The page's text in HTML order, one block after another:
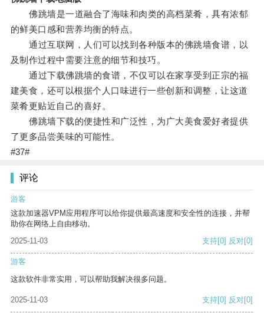
佛跳墙是一道融合了海味和肉类的高档菜肴，具有浓郁
的鲜美口感和营养均衡的特点。
通过互联网，人们可以找到各种版本的佛跳墙食谱，以
及制作过程中需要注意的细节和技巧。
通过下载佛跳墙的食谱，不仅可以在家享受到正宗的福
建美食，还可以根据个人口味进行一些创新和调整，让这道
菜肴更贴近自己的喜好。
佛跳墙下载的便捷性和广泛性，为广大美食爱好者提供
了更多品尝美味的可能性。
#37#
评论
游客
这款加速器VPM应用程序可以给你提供最高速度和安全性的连接，并帮
助你在网络上自由移动。
2025-11-03
支持[0] 反对[0]
游客
这款软件非常实用，可以帮助我解决很多问题。
2025-11-03 支持[0] 反对[0]